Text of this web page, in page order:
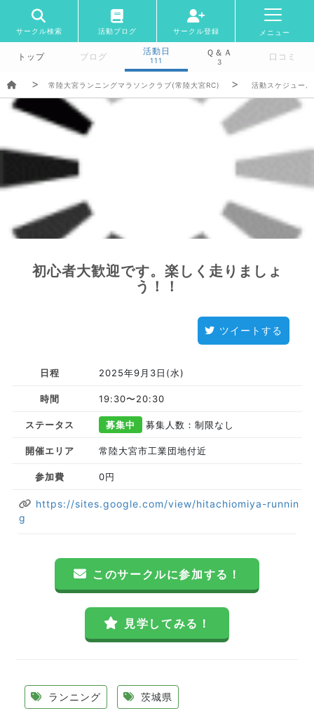
サークル検索 活動ブログ サークル登録 メニュー
トップ ブログ
活動日
111
Ｑ＆Ａ
3 口コミ
常陸大宮ランニングマラソンクラブ(常陸大宮RC) 活動スケジュール
初心者大歓迎です。楽しく走りましょ
う！！
ツイートする
日程 2025年9月3日(水)
時間 19:30〜20:30
ステータス 募集中 募集人数：制限なし
開催エリア 常陸大宮市工業団地付近
参加費 0円
https://sites.google.com/view/hitachiomiya-runnin
g
このサークルに参加する！
見学してみる！
ランニング 茨城県